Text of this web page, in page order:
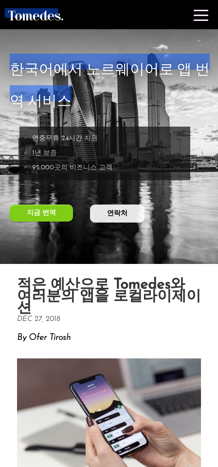
한국어에서 노르웨이어로 앱 번
역 서비스
연중무휴 24시간 지원
1년 보증
95,000곳의 비즈니스 고객
지금 번역 연락처
적은 예산으로 Tomedes와
여러분의 앱을 로컬라이제이
션
DEC 27, 2018
By Ofer Tirosh